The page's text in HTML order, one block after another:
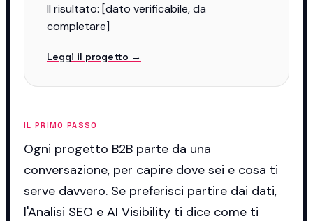
Il risultato: [dato verificabile, da
completare]
Leggi il progetto →
IL PRIMO PASSO
Ogni progetto B2B parte da una
conversazione, per capire dove sei e cosa ti
serve davvero. Se preferisci partire dai dati,
l'Analisi SEO e AI Visibility ti dice come ti